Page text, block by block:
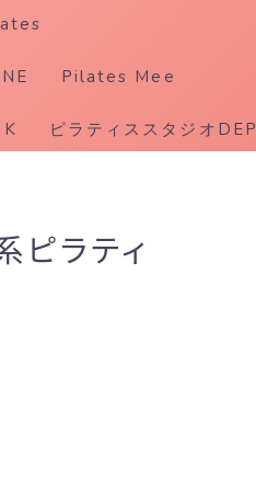
Pilates Mee
ピラティススタジオDEP
ピラティ